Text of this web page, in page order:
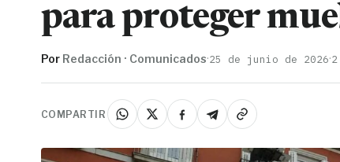
para proteger
Por Redacción · Comunicados·25 de junio de 2026·
COMPARTIR